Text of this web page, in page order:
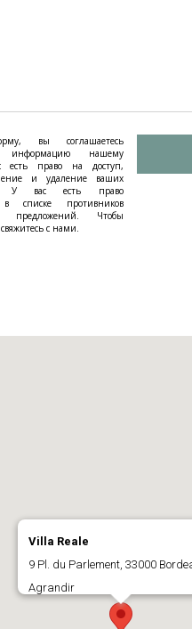
вы соглашаетесь
информацию нашему
есть право на доступ,
и удаление ваших
У вас есть право
в списке противников
предложений. Чтобы
с нами.
Villa Reale
9 Pl. du Parlement, 33000
Agrandir